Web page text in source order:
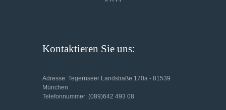
Kontaktieren Sie uns:
Adresse: Tegernseer Landstraße 170a - 81539
München
Telefonnummer: (089)642 493 08